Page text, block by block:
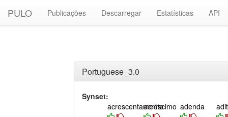
PULO Publicações Descarregar Estatísticas API
Portuguese_3.0
Synset:
acrescentamento
acréscimo adenda